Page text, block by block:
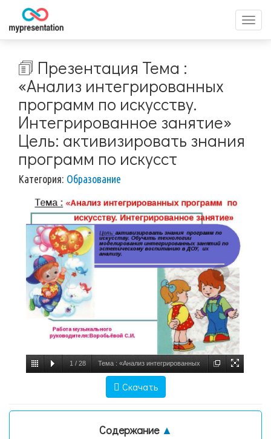
меню
🗊 Презентация Тема :
«Анализ интегрированных
программ по искусству.
Интегрированное занятие»
Цель: активизировать знания
программ по искусст
Категория: Образование
1 / 28 Тема : «Анализ интегрированных
занятие» Цель: активизировать знания
Скачать
Содержание ▲